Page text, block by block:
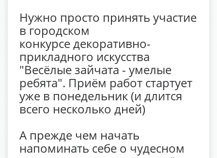
Нужно просто принять участие
в городском
конкурсе декоративно-
прикладного искусства
"Весёлые зайчата - умелые
ребята". Приём работ стартует
уже в понедельник (и длится
всего несколько дней)
А прежде чем начать
напоминать себе о чудесном